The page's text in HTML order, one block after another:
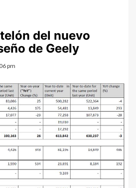
del nuevo
de Geely
pm